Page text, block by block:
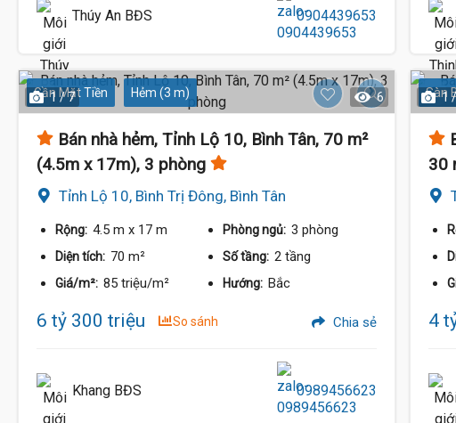
Thúy An BĐS 0904439653
Gần Mặt Tiền Hẻm (3 m)
1 / 7 6
Bán nhà hẻm, Tỉnh Lộ 10, Bình Tân, 70 m²
(4.5m x 17m), 3 phòng
Tỉnh Lộ 10, Bình Trị Đông, Bình Tân
Rộng: 4.5 m x 17 m Phòng ngủ: 3 phòng
Diện tích: 70 m² Số tầng: 2 tầng
Giá/m²: 85 triệu/m² Hướng: Bắc
6 tỷ 300 triệu So sánh Chia sẻ
Khang BĐS 0989456623
Sàn
1
30
4